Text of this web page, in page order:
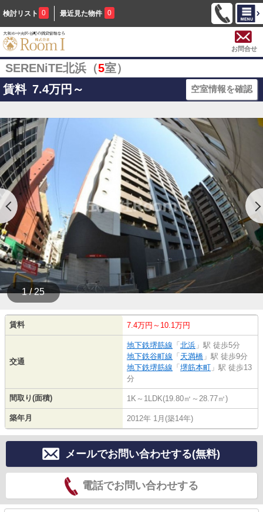
検討リスト 0 最近見た物件 0
お問合せ
SERENiTE北浜（5室）
賃料 7.4万円～ 空室情報を確認
1 / 25
賃料 7.4万円～10.1万円
交通
地下鉄堺筋線 「 北浜 」駅 徒歩5分
地下鉄谷町線 「 天満橋 」駅 徒歩9分
地下鉄堺筋線 「 堺筋本町 」駅 徒歩13
分
間取り(面積) 1K～1LDK(19.80㎡～28.77㎡)
築年月 2012年 1月(築14年)
メールでお問い合わせする(無料)
電話でお問い合わせする